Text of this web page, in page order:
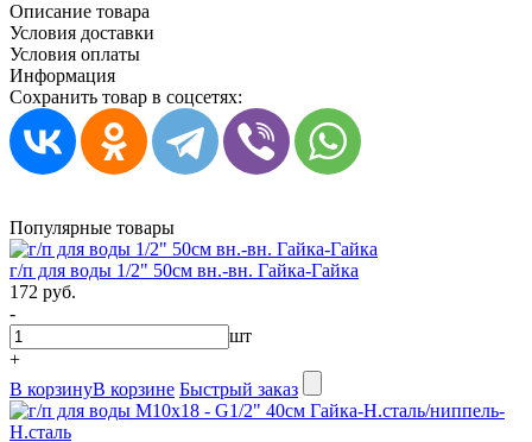
Описание товара
Условия доставки
Условия оплаты
Информация
Сохранить товар в соцсетях:
Популярные товары
г/п для воды 1/2" 50см вн.-вн. Гайка-Гайка
172 руб.
-
шт
+
В корзинуВ корзине Быстрый заказ